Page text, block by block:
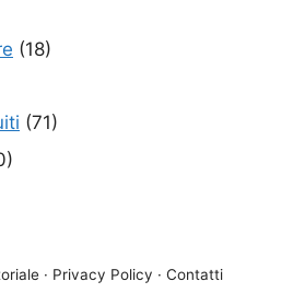
(18)
(71)
· Privacy Policy · Contatti